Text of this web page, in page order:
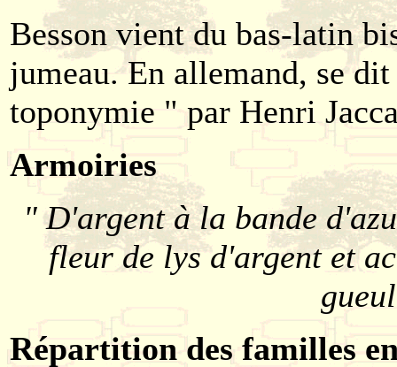
Besson vient du bas-latin
jumeau. En allemand, se
toponymie " par Henri
Armoiries
" D'argent à la bande
fleur de lys d'argent et
Répartition des familles